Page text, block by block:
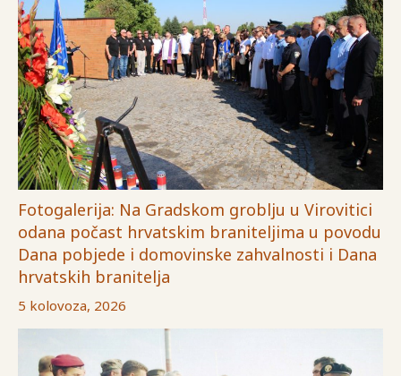
Fotogalerija: Na Gradskom groblju u Virovitici
odana počast hrvatskim braniteljima u povodu
Dana pobjede i domovinske zahvalnosti i Dana
hrvatskih branitelja
5 kolovoza, 2026